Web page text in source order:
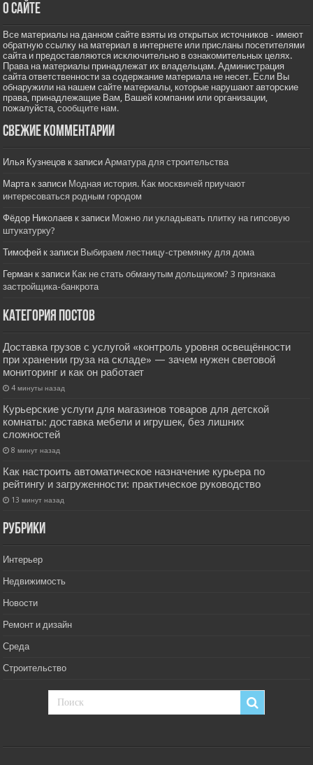
О сайте
Все материалы на данном сайте взяты из открытых источников - имеют
обратную ссылку на материал в интернете или присланы посетителями
сайта и предоставляются исключительно в ознакомительных целях.
Права на материалы принадлежат их владельцам. Администрация
сайта ответственности за содержание материала не несет. Если Вы
обнаружили на нашем сайте материалы, которые нарушают авторские
права, принадлежащие Вам, Вашей компании или организации,
пожалуйста,сообщите нам.
Свежие комментарии
Илья Кузнецов к записиАрматура для строительства
Марта к записи Модная история. Как москвичей приучают
интересоваться родным городом
Фёдор Николаев к записи Можно ли укладывать плитку на гипсовую
штукатурку?
Тимофей к записи Выбираем лестницу-стремянку для дома
Герман к записи Как не стать обманутым дольщиком? 3 признака
застройщика-банкрота
Категория постов
Доставка грузов с услугой «контроль уровня освещённости
при хранении груза на складе» — зачем нужен световой
мониторинг и как он работает
4 минуты назад
Курьерские услуги для магазинов товаров для детской
комнаты: доставка мебели и игрушек, без лишних
сложностей
8 минут назад
Как настроить автоматическое назначение курьера по
рейтингу и загруженности: практическое руководство
13 минут назад
РУбрики
Интерьер
Недвижимость
Новости
Ремонт и дизайн
Среда
Строительство